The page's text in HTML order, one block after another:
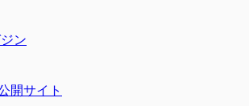
ン
開サイト